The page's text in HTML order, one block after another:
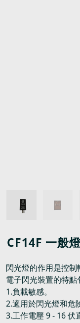
CF14F 一般
閃光燈的作用是控制
電子閃光裝置的特點
1.負載敏感。
2.適用於閃光燈和危
3.工作電壓 9 - 16 伏